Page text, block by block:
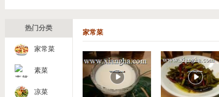
牛奶:富
黄油:富
醇
By 茹絮
热门分类
家常菜
素菜
凉菜
家常菜